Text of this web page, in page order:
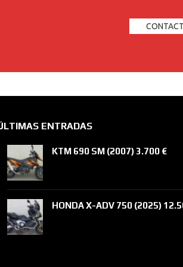
ENTRADAS
KTM 690 SM (2007) 3.700 €
HONDA X-ADV 750 (2025)